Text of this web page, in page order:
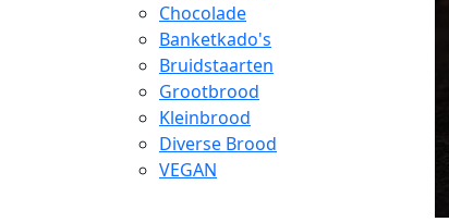
Chocolade
Banketkado's
Bruidstaarten
Grootbrood
Kleinbrood
Diverse Brood
VEGAN